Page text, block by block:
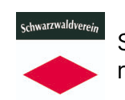
Zum
Inhalt